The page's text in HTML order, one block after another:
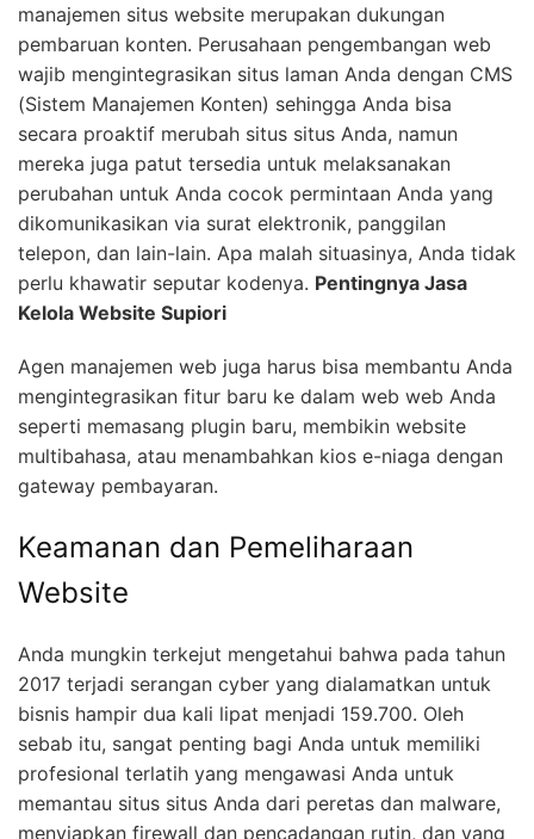
manajemen situs website merupakan dukungan
pembaruan konten. Perusahaan pengembangan web
wajib mengintegrasikan situs laman Anda dengan CMS
(Sistem Manajemen Konten) sehingga Anda bisa
secara proaktif merubah situs situs Anda, namun
mereka juga patut tersedia untuk melaksanakan
perubahan untuk Anda cocok permintaan Anda yang
dikomunikasikan via surat elektronik, panggilan
telepon, dan lain-lain. Apa malah situasinya, Anda tidak
perlu khawatir seputar kodenya. Pentingnya Jasa
Kelola Website Supiori
Agen manajemen web juga harus bisa membantu Anda
mengintegrasikan fitur baru ke dalam web web Anda
seperti memasang plugin baru, membikin website
multibahasa, atau menambahkan kios e-niaga dengan
gateway pembayaran.
Keamanan dan Pemeliharaan
Website
Anda mungkin terkejut mengetahui bahwa pada tahun
2017 terjadi serangan cyber yang dialamatkan untuk
bisnis hampir dua kali lipat menjadi 159.700. Oleh
sebab itu, sangat penting bagi Anda untuk memiliki
profesional terlatih yang mengawasi Anda untuk
memantau situs situs Anda dari peretas dan malware,
menyiapkan firewall dan pencadangan rutin, dan yang